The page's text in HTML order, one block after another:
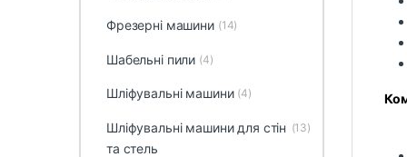
Фрезерні машини (14)
Шабельні пили (4)
Шліфувальні машини (4)
Шліфувальні машини для стін
та стель
(13)